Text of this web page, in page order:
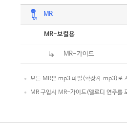
MR
MR-보컬용
MR-가이드
모든 MR은 mp3 파일(확장자.mp3)로
MR 구입시 MR-가이드(멜로디 연주를